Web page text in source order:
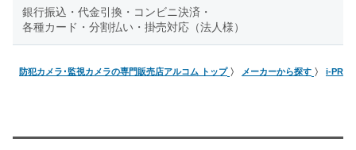
銀行振込・代金引換・コンビニ決済・
各種カード・分割払い・掛売対応（法人様）
防犯カメラ･監視カメラの専門販売店アルコム トップ メーカーから探す i-PRO